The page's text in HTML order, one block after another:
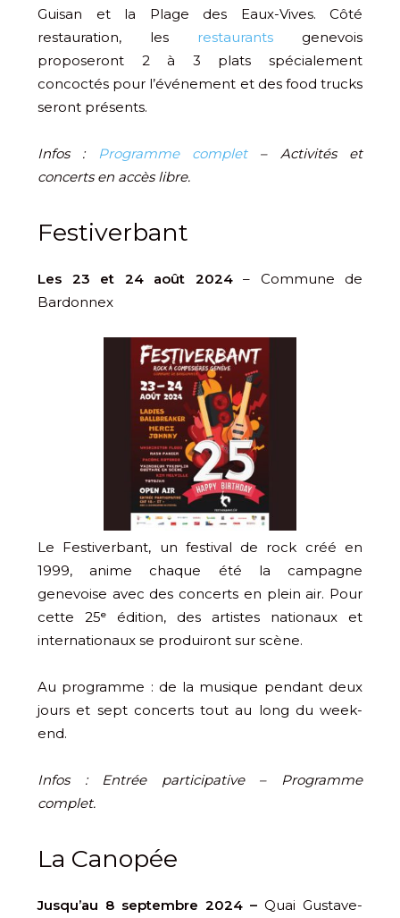
Guisan et la Plage des Eaux-Vives. Côté
restauration, les
restaurants genevois
proposeront 2 à 3 plats spécialement
concoctés pour l’événement et des food trucks
seront présents.
Infos : Programme complet– Activités et
concerts en accès libre.
Festiverbant
Les 23 et 24 août 2024– Commune de
Bardonnex
Le Festiverbant, un festival de rock créé en
1999, anime chaque été la campagne
genevoise avec des concerts en plein air. Pour
cette 25ᵉ édition, des artistes nationaux et
internationaux se produiront sur scène.
Au programme : de la musique pendant deux
jours et sept concerts tout au long du week-
end.
Infos : Entrée participative – Programme
complet.
La Canopée
Jusqu’au 8 septembre 2024 – Quai Gustave-